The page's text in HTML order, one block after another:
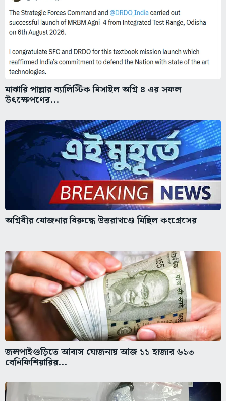
মাঝারি পাল্লার ব্যালিস্টিক মিসাইল অগ্নি ৪ এর সফল
উৎক্ষেপণের...
অগ্নিবীর যোজনার বিরুদ্ধে উত্তরাখণ্ডে মিছিল কংগ্রেসের
জলপাইগুড়িতে আবাস যোজনায় আজ ১১ হাজার ৬১৩
বেনিফিশিয়ারির...